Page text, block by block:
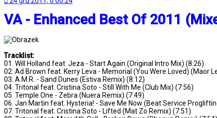
VA - Enhanced Best Of 2011
Tracklist:
01. Will Holland feat. Jeza - Start Again (Original Intro Mix) (8:26)
02. Ad Brown feat. Kerry Leva - Memorial (You Were Loved) (Maor
03. A.M.R. - Sand Dunes (Estiva Remix) (8:12)
04. Tritonal feat. Cristina Soto - Still With Me (Club Mix) (7:56)
05. Temple One - Zebra (Nuera Remix) (7:49)
06. Jan Martin feat. Hysteria! - Save Me Now (Beat Service
07. Tritonal feat. Cristina Soto - Lifted (Mat Zo Remix) (7:51)